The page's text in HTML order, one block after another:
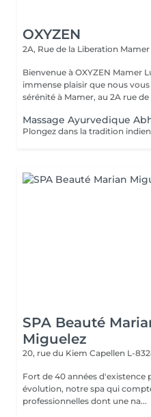
OXYZEN
2A, Rue de la Liberation
Bienvenue à OXYZEN Mamer
immense plaisir que nous
sérénité à Mamer, au 2A rue de
Massage Ayurvedique
SPA Beauté
Miguelez
20, rue du Kiem Capellen L-
Fort de 40 années d'existence
évolution, notre spa qui
professionnelles dont une na...